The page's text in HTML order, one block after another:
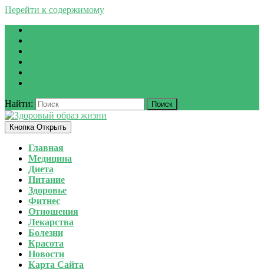
Перейти к содержимому
Найти:
Кнопка Открыть
Главная
Медицина
Диета
Питание
Здоровье
Фитнес
Отношения
Лекарства
Болезни
Красота
Новости
Карта Сайта